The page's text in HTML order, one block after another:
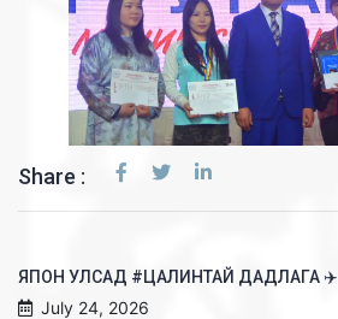
Share :
ЯПОН УЛСАД #ЦАЛИНТАЙ ДАДЛАГА ✈️
July 24, 2026